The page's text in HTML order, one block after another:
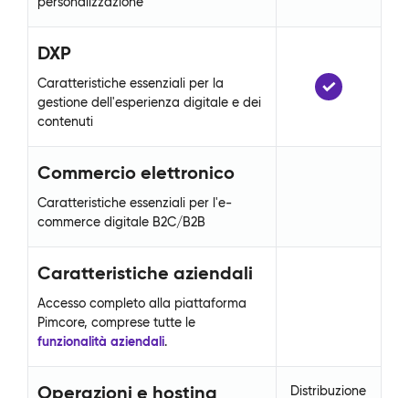
DXP
Caratteristiche essenziali per la
gestione dell'esperienza digitale e dei
contenuti
Commercio elettronico
Caratteristiche essenziali per l'e-
commerce digitale B2C/B2B
Caratteristiche aziendali
Accesso completo alla piattaforma
Pimcore, comprese tutte le
funzionalità aziendali.
Operazioni e hosting
Distribuzione